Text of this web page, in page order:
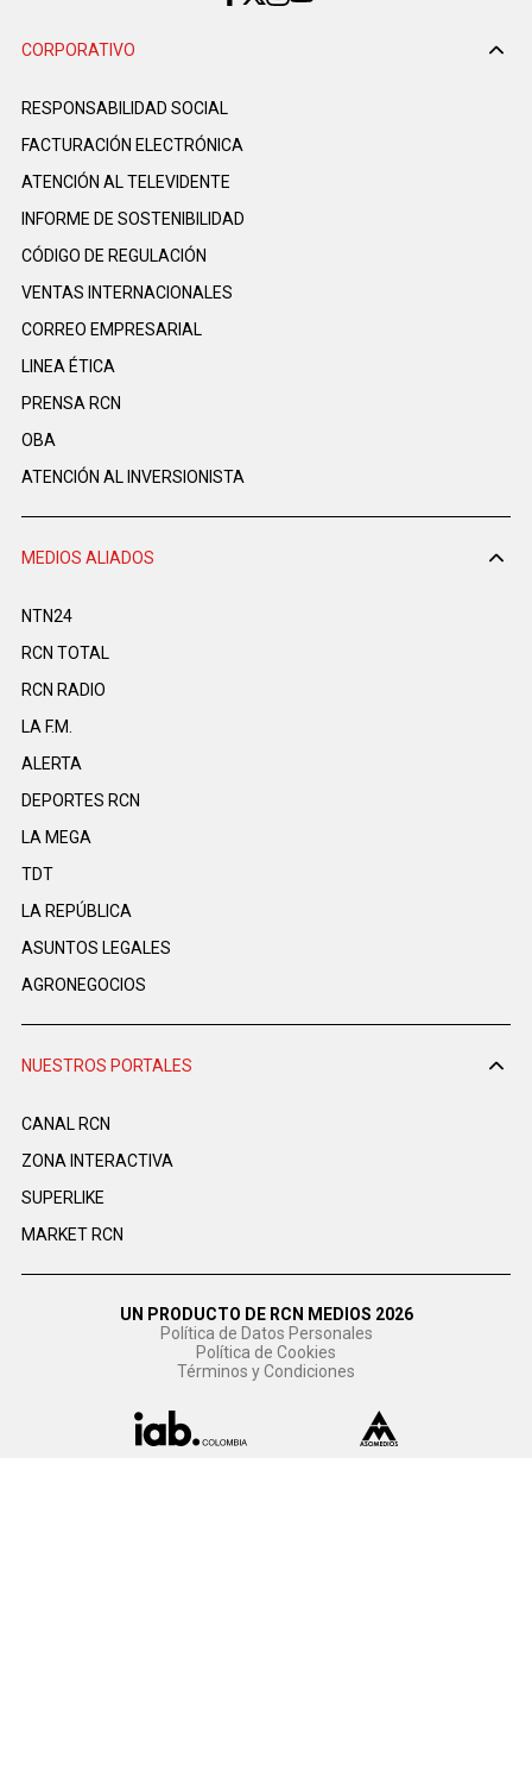
CORPORATIVO
RESPONSABILIDAD SOCIAL
FACTURACIÓN ELECTRÓNICA
ATENCIÓN AL TELEVIDENTE
INFORME DE SOSTENIBILIDAD
CÓDIGO DE REGULACIÓN
VENTAS INTERNACIONALES
CORREO EMPRESARIAL
LINEA ÉTICA
PRENSA RCN
OBA
ATENCIÓN AL INVERSIONISTA
MEDIOS ALIADOS
NTN24
RCN TOTAL
RCN RADIO
LA F.M.
ALERTA
DEPORTES RCN
LA MEGA
TDT
LA REPÚBLICA
ASUNTOS LEGALES
AGRONEGOCIOS
NUESTROS PORTALES
CANAL RCN
ZONA INTERACTIVA
SUPERLIKE
MARKET RCN
UN PRODUCTO DE RCN MEDIOS 2026
Política de Datos Personales
Política de Cookies
Términos y Condiciones